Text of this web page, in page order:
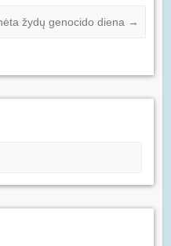
žydų genocido diena →